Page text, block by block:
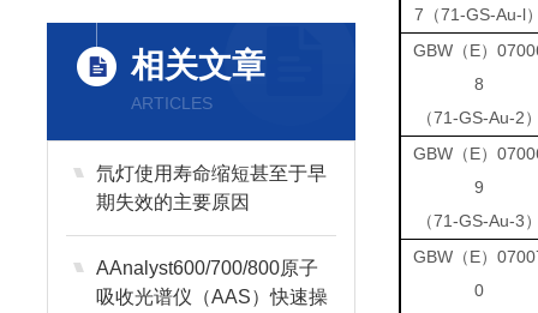
相关文章
ARTICLES
氘灯使用寿命缩短甚至于早
期失效的主要原因
AAnalyst600/700/800原子
吸收光谱仪（AAS）快速操
7 （71-GS-Au-l
GBW（E）
8
（71-GS-Au-2
GBW（E）
9
（71-GS-Au-3
GBW（E）
0